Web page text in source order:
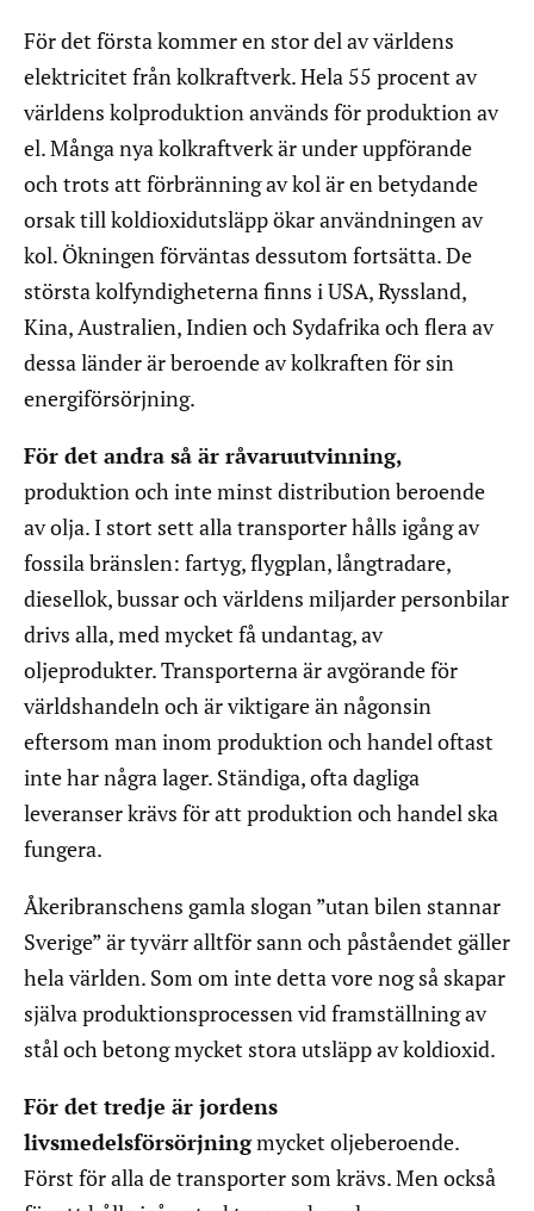
För det första kommer en stor del av världens
elektricitet från kolkraftverk. Hela 55 procent av
världens kolproduktion används för produktion av
el. Många nya kolkraftverk är under uppförande
och trots att förbränning av kol är en betydande
orsak till koldioxidutsläpp ökar användningen av
kol. Ökningen förväntas dessutom fortsätta. De
största kolfyndigheterna finns i USA, Ryssland,
Kina, Australien, Indien och Sydafrika och flera av
dessa länder är beroende av kolkraften för sin
energiförsörjning.
För det andra så är råvaruutvinning,
produktion och inte minst distribution beroende
av olja. I stort sett alla transporter hålls igång av
fossila bränslen: fartyg, flygplan, långtradare,
diesellok, bussar och världens miljarder personbilar
drivs alla, med mycket få undantag, av
oljeprodukter. Transporterna är avgörande för
världshandeln och är viktigare än någonsin
eftersom man inom produktion och handel oftast
inte har några lager. Ständiga, ofta dagliga
leveranser krävs för att produktion och handel ska
fungera.
Åkeribranschens gamla slogan ”utan bilen stannar
Sverige” är tyvärr alltför sann och påståendet gäller
hela världen. Som om inte detta vore nog så skapar
själva produktionsprocessen vid framställning av
stål och betong mycket stora utsläpp av koldioxid.
För det tredje är jordens
livsmedelsförsörjningmycket oljeberoende.
Först för alla de transporter som krävs. Men också